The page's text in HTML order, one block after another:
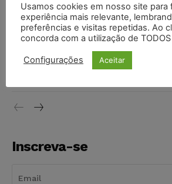
invioláveis após assinatura digital e
NOTÍCIAS 06/08/2026
STF inicia julgamento sobre
proibição dos jogos de azar no Brasil
Inscreva-se
Usamos cookies em nosso site para
experiência mais relevante,
preferências e visitas repetidas. Ao
concorda com a utilização de
Configurações Aceitar